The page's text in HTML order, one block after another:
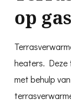
op gas
heaters. Deze
met behulp